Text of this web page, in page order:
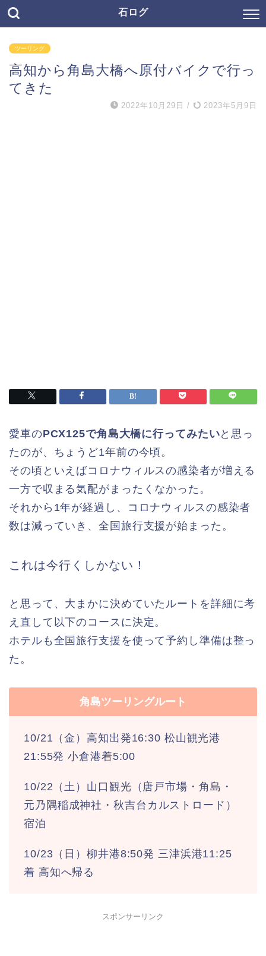
石ログ
ツーリング
高知から角島大橋へ原付バイクで行っ
てきた
2022年10月29日 / 2023年5月9日
愛車のPCX125で角島大橋に行ってみたいと思っ
たのが、ちょうど1年前の今頃。
その頃といえばコロナウィルスの感染者が増える
一方で収まる気配がまったくなかった。
それから1年が経過し、コロナウィルスの感染者
数は減っていき、全国旅行支援が始まった。
これは今行くしかない！
と思って、大まかに決めていたルートを詳細に考
え直して以下のコースに決定。
ホテルも全国旅行支援を使って予約し準備は整っ
た。
角島ツーリングルート
10/21（金）高知出発16:30 松山観光港
21:55発 小倉港着5:00
10/22（土）山口観光（唐戸市場・角島・
元乃隅稲成神社・秋吉台カルストロード）
宿泊
10/23（日）柳井港8:50発 三津浜港11:25
着 高知へ帰る
スポンサーリンク